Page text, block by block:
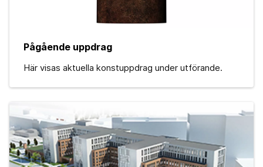
Pågående uppdrag
Här visas aktuella konstuppdrag under utförande.